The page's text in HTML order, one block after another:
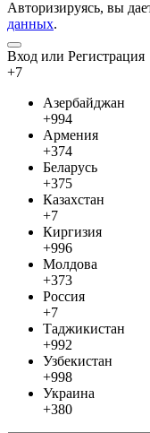
данных.
Вход или Регистрация
+7
Азербайджан
+994
Армения
+374
Беларусь
+375
Казахстан
+7
Киргизия
+996
Молдова
+373
Россия
+7
Таджикистан
+992
Узбекистан
+998
Украина
+380